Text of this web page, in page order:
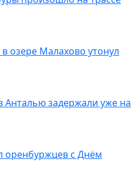
озере Малахово утонул
Анталью задержали уже на
оренбуржцев с Днём